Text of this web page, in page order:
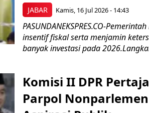
JABAR Kamis, 16 Jul 2026 - 14:43
PASUNDANEKSPRES.CO-
insentif fiskal serta menjamin
banyak investasi pada
Komisi II DPR
Parpol